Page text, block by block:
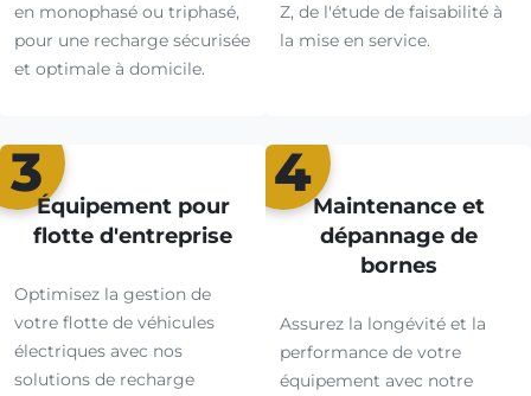
en monophasé ou triphasé,
pour une recharge sécurisée
et optimale à domicile.
Z, de l'étude de faisabilité à
la mise en service.
3
Équipement pour
flotte d'entreprise
Optimisez la gestion de
votre flotte de véhicules
électriques avec nos
solutions de recharge
4
Maintenance et
dépannage de
bornes
Assurez la longévité et la
performance de votre
équipement avec notre